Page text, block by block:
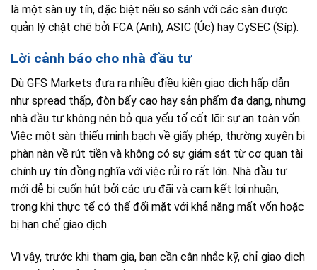
là một sàn uy tín, đặc biệt nếu so sánh với các sàn được
quản lý chặt chẽ bởi FCA (Anh), ASIC (Úc) hay CySEC (Síp).
Lời cảnh báo cho nhà đầu tư
Dù GFS Markets đưa ra nhiều điều kiện giao dịch hấp dẫn
như spread thấp, đòn bẩy cao hay sản phẩm đa dạng, nhưng
nhà đầu tư không nên bỏ qua yếu tố cốt lõi: sự an toàn vốn.
Việc một sàn thiếu minh bạch về giấy phép, thường xuyên bị
phàn nàn về rút tiền và không có sự giám sát từ cơ quan tài
chính uy tín đồng nghĩa với việc rủi ro rất lớn. Nhà đầu tư
mới dễ bị cuốn hút bởi các ưu đãi và cam kết lợi nhuận,
trong khi thực tế có thể đối mặt với khả năng mất vốn hoặc
bị hạn chế giao dịch.
Vì vậy, trước khi tham gia, bạn cần cân nhắc kỹ, chỉ giao dịch